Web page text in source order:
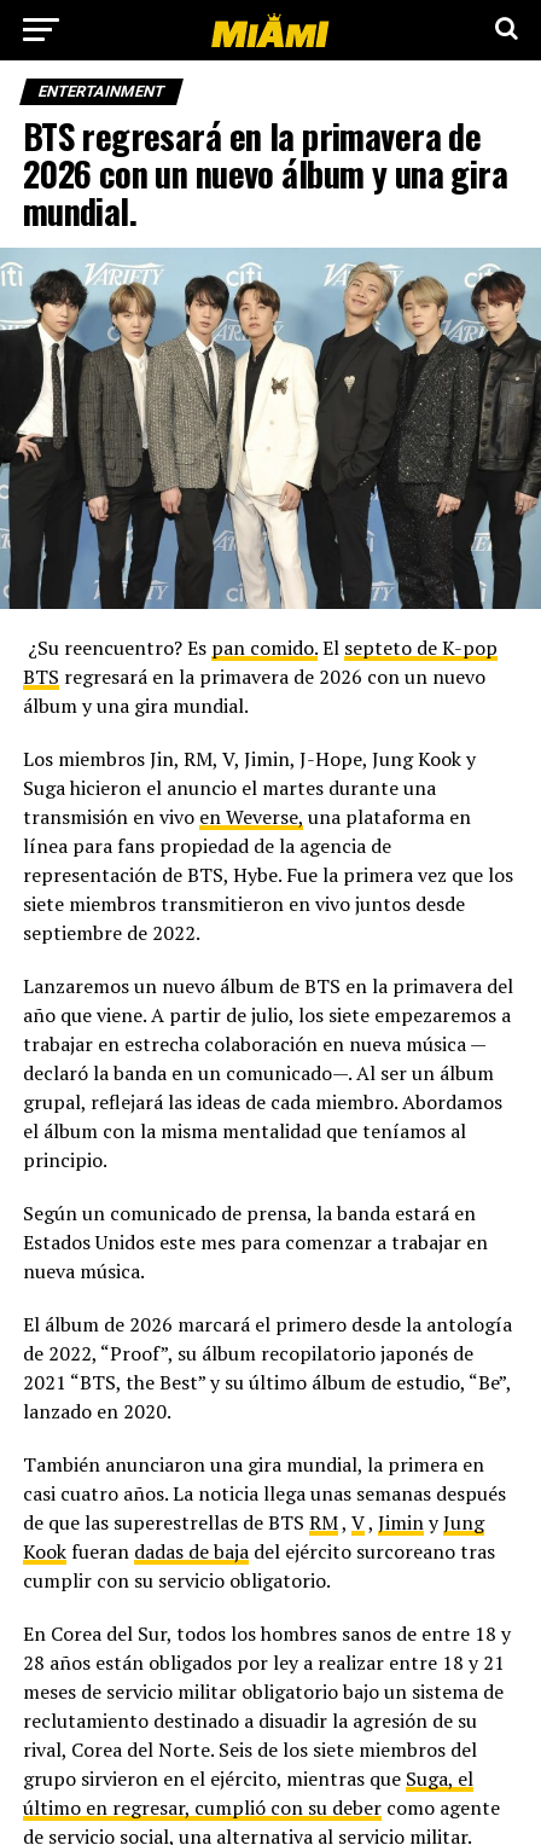
ENTERTAINMENT
BTS regresará en la primavera de
2026 con un nuevo álbum y una gira
mundial.
¿Su reencuentro? Es pan comido.El septeto de K-pop
BTS regresará en la primavera de 2026 con un nuevo
álbum y una gira mundial.
Los miembros Jin, RM, V, Jimin, J-Hope, Jung Kook y
Suga hicieron el anuncio el martes durante una
transmisión en vivo en Weverse, una plataforma en
línea para fans propiedad de la agencia de
representación de BTS, Hybe. Fue la primera vez que los
siete miembros transmitieron en vivo juntos desde
septiembre de 2022.
Lanzaremos un nuevo álbum de BTS en la primavera del
año que viene. A partir de julio, los siete empezaremos a
trabajar en estrecha colaboración en nueva música —
declaró la banda en un comunicado—. Al ser un álbum
grupal, reflejará las ideas de cada miembro. Abordamos
el álbum con la misma mentalidad que teníamos al
principio.
Según un comunicado de prensa, la banda estará en
Estados Unidos este mes para comenzar a trabajar en
nueva música.
El álbum de 2026 marcará el primero desde la antología
de 2022, “Proof”, su álbum recopilatorio japonés de
2021 “BTS, the Best” y su último álbum de estudio, “Be”,
lanzado en 2020.
También anunciaron una gira mundial, la primera en
casi cuatro años. La noticia llega unas semanas después
de que las superestrellas de BTS RM, V, JiminyJung
Kookfueran dadas de bajadel ejército surcoreano tras
cumplir con su servicio obligatorio.
En Corea del Sur, todos los hombres sanos de entre 18 y
28 años están obligados por ley a realizar entre 18 y 21
meses de servicio militar obligatorio bajo un sistema de
reclutamiento destinado a disuadir la agresión de su
rival, Corea del Norte. Seis de los siete miembros del
grupo sirvieron en el ejército, mientras que Suga, el
último en regresar, cumplió con su debercomo agente
de servicio social, una alternativa al servicio militar.